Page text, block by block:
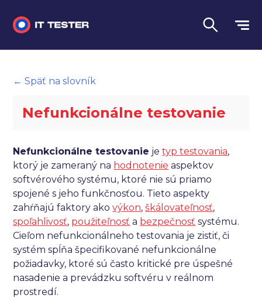
Automatizované testovanie
Performance testing
Interview otázky na pohovor
Slovník
Jazyk
← Späť na slovník
Nefunkcionálne testovanie
Nefunkcionálne testovanie jetyp testovania,
ktorý je zameraný na hodnotenie aspektov
softvérového systému, ktoré nie sú priamo
spojené s jeho funkčnosťou. Tieto aspekty
zahŕňajú faktory akovýkon,škálovateľnosť,
spoľahlivosť, použiteľnosť a bezpečnosť systému.
Cieľom nefunkcionálneho testovania je zistiť, či
systém spĺňa špecifikované nefunkcionálne
požiadavky, ktoré sú často kritické pre úspešné
nasadenie a prevádzku softvéru v reálnom
prostredí.